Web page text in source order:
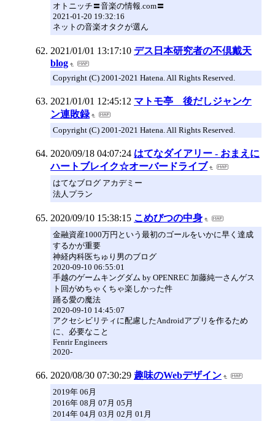
オトニッチ〓音楽の情報.com〓
2021-01-20 19:32:16
ネットの音楽オタクが選ん
2021/01/01 13:17:10 デス日本研究者の不倶戴天
blog
Copyright (C) 2001-2021 Hatena. All Rights Reserved.
2021/01/01 12:45:12 マトモ亭 後だしジャンケ
ン連敗録
Copyright (C) 2001-2021 Hatena. All Rights Reserved.
2020/09/18 04:07:24 はてなダイアリー - おまえに
ハートブレイク☆オーバードライブ
はてなブログ アカデミー
法人プラン
2020/09/10 15:38:15 こめびつの中身
金融資産1000万円という最初のゴールをいかに早く達成
するかが重要
神経内科医ちゅり男のブログ
2020-09-10 06:55:01
手越のゲームキングダム by OPENREC 加藤純一さんゲス
ト回がめちゃくちゃ楽しかった件
踊る愛の魔法
2020-09-10 14:45:07
アクセシビリティに配慮したAndroidアプリを作るため
に、必要なこと
Fenrir Engineers
2020-
2020/08/30 07:30:29 趣味のWebデザイン
2019年 06月
2016年 08月 07月 05月
2014年 04月 03月 02月 01月